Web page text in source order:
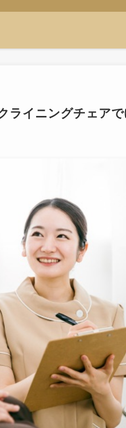
ライニングチェア